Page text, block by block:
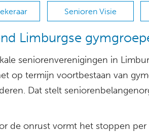
Senioren Visie
Limburgse
seniorenverenigingen in
op termijn voortbestaan van
Dat stelt
de onrust vormt het stoppen per